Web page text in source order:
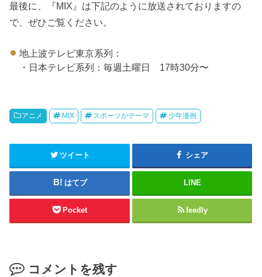
最後に、『MIX』は下記のように放送されておりますの
で、ぜひご覧ください。
地上波テレビ東京系列：
・日本テレビ系列：毎週土曜日 17時30分〜
アニメ MIX スポーツがテーマ 少年漫画
ツイート シェア
はてブ LINE
Pocket feedly
コメントを残す